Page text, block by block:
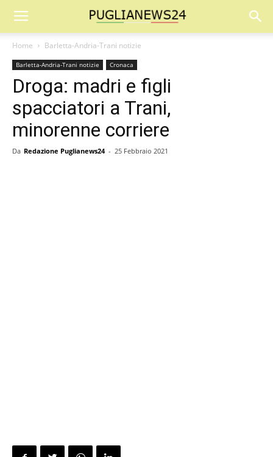
Home Barletta-Andria-Trani notizie
Barletta-Andria-Trani notizie Cronaca
Droga: madri e figli
spacciatori a Trani,
minorenne corriere
Da Redazione Puglianews24 - 25 Febbraio 2021